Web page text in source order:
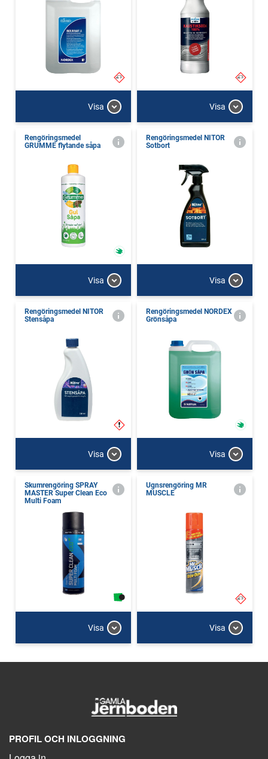
Visa Visa
Rengöringsmedel
GRUMME flytande såpa
Visa
Rengöringsmedel NITOR
Sotbort
Visa
Rengöringsmedel NITOR
Stensåpa
Visa
Rengöringsmedel NORDEX
Grönsåpa
Visa
Skumrengöring SPRAY
MASTER Super Clean Eco
Multi Foam
Visa
Ugnsrengöring MR
MUSCLE
Visa
PROFIL OCH INLOGGNING